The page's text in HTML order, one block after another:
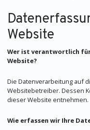
Website
Wer ist verantwortlich
Website?
Die Datenverarbeitung auf
Websitebetreiber. Dessen
dieser Website entnehmen.
Wie erfassen wir Ihre